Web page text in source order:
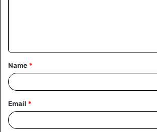
Name *
Email *